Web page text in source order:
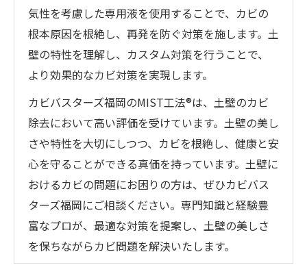
気性を考慮した専用液を使用することで、カビの
根本原因を根絶し、再発を防ぐ対策を施します。土
壁の特性を理解し、カスタム対策を行うことで、
より効果的なカビ対策を実現します。
カビバスターズ福岡のMIST工法®は、土壁のカビ
除去において高い評価を受けています。土壁の美し
さや特性を大切にしつつ、カビを根絶し、健康と安
心を守ることができる真価を持っています。土壁に
おけるカビの問題にお困りの方は、ぜひカビバス
ターズ福岡にご相談ください。専門知識と経験豊
富なプロが、最適な対策を提案し、土壁の美しさ
を保ちながらカビ問題を解決いたします。